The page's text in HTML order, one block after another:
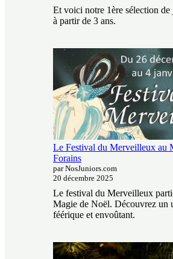
Et voici notre 1ère sélection de
à partir de 3 ans.
Le Festival du Merveilleux au
Forains
par NosJuniors.com
20 décembre 2025
Le festival du Merveilleux
Magie de Noël. Découvrez un
féérique et envoûtant.